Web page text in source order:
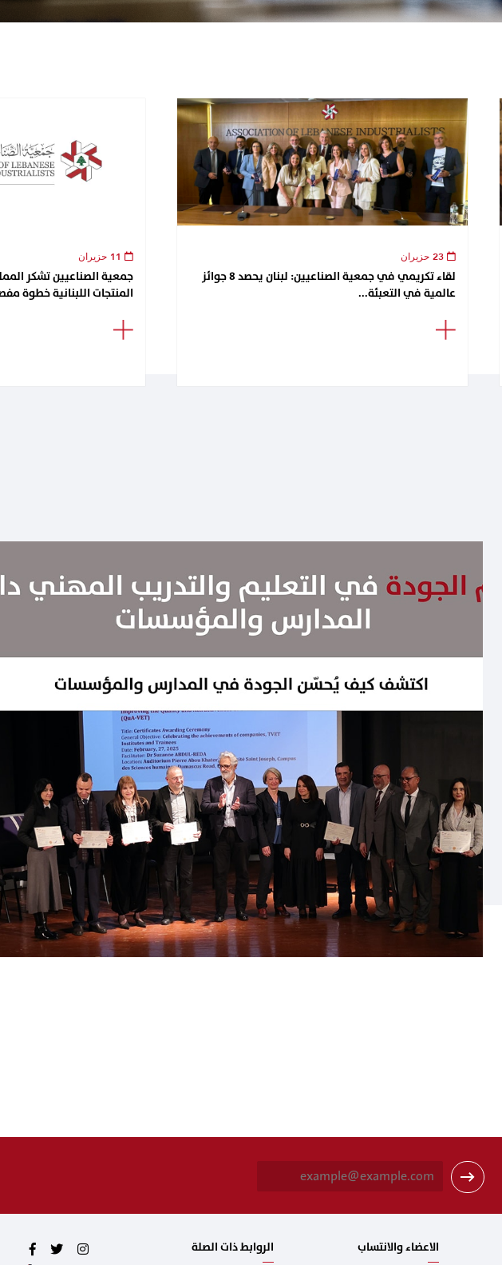
جمعية الصناعيين تشكر
المنتجات اللبنانية خطوة
لقاء تكريمي في جمعية الصناعيين: لبنان يحصد 8 جوائز
عالمية في التعبئة...
i
* الاعضاء والانتساب الروابط ذات الصلة